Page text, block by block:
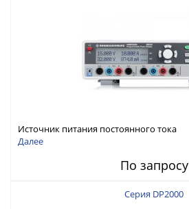
Источник питания постоянного тока
Далее
По запросу
Серия DP2000